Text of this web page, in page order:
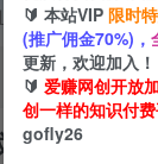
项目路子。
案训练营
🔰 本站VIP 限时
(推广佣金70%)，
更新，欢迎加入！
🔰 爱赚网创开放
创一样的知识付费
gofly26